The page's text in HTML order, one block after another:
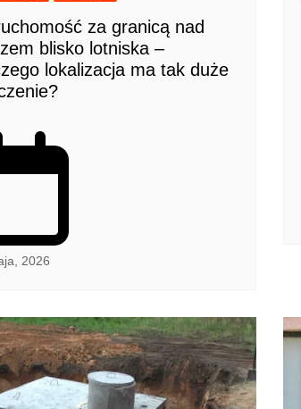
za granicą nad
blisko lotniska –
lokalizacja ma tak duże
2026